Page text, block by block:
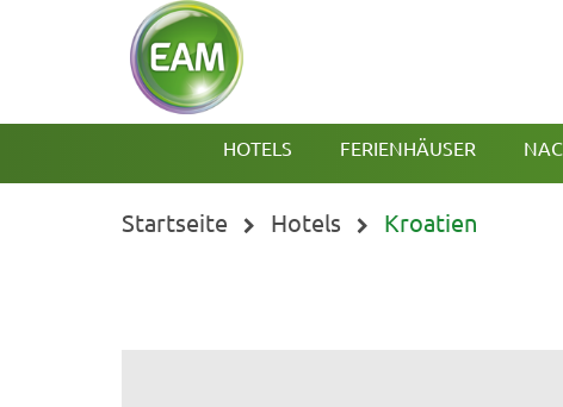
HOTELS FERIENHÄUSER
Startseite Hotels Kroatien